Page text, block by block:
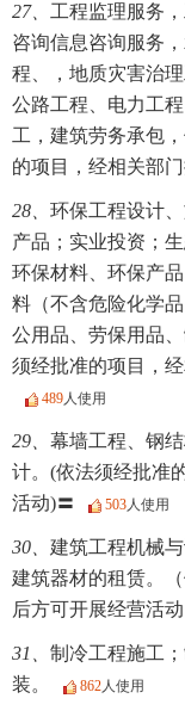
27、 工程监理服务
咨询信息咨询服务
程、，地质灾害治
公路工程、电力工
工，建筑劳务承包
的项目，经相关部
28、 环保工程设计
产品；实业投资；
环保材料、环保产
料（不含危险化学
公用品、劳保用品
须经批准的项目，
489人使用
29、 幕墙工程、钢
计。(依法须经批准
活动)〓
503人使用
30、 建筑工程机械
建筑器材的租赁。
后方可开展经营活动
31、 制冷工程施工
装。
862人使用